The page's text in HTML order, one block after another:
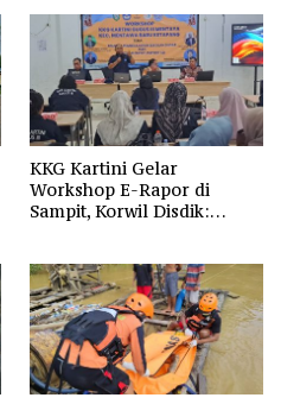
KKG Kartini Gelar
Workshop E-Rapor di
Sampit, Korwil Disdik: